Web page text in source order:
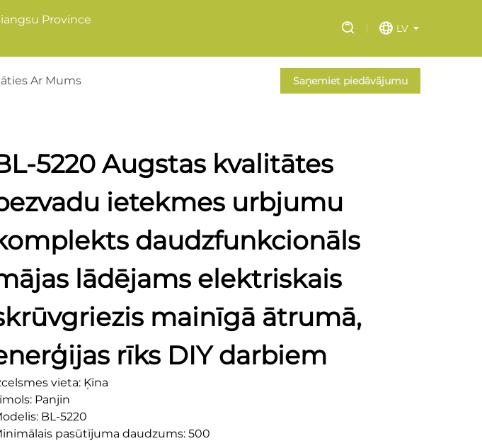
Province
LV
Ar Mums Saņemiet piedāvājumu
5220 Augstas kvalitātes
ietekmes urbjumu
daudzfunkcionāls
lādējams elektriskais
mainīgā ātrumā,
rīks DIY darbiem
vieta: Ķīna
Panjin
BL-5220
pasūtījuma daudzums: 500